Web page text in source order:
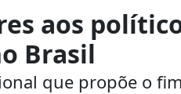
aos
Brasil
que propõe o